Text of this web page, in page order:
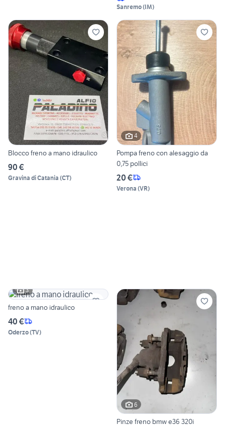
Sanremo(IM)
Blocco freno a mano idraulico
90 €
Gravina di Catania (CT)
4
Pompa freno con alesaggio da
0,75 pollici
20 €
Verona (VR)
3
freno a mano idraulico
40 €
Oderzo(TV)
6
Pinze freno bmw e36 320i